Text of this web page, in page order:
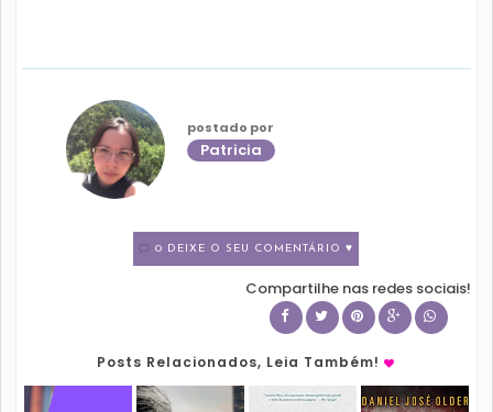
postado por
Patricia
0 DEIXE O SEU COMENTÁRIO ♥
Compartilhe nas redes sociais!
Posts Relacionados, Leia Também!